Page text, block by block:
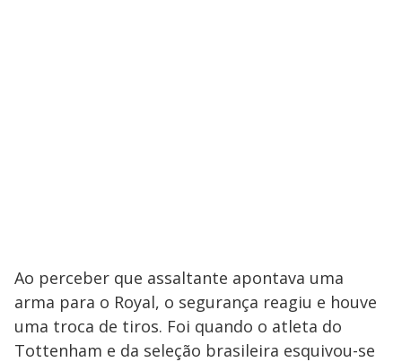
Ao perceber que assaltante apontava uma
arma para o Royal, o segurança reagiu e houve
uma troca de tiros. Foi quando o atleta do
Tottenham e da seleção brasileira esquivou-se